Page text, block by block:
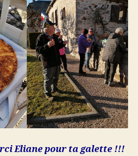
Eliane pour ta galette !!!